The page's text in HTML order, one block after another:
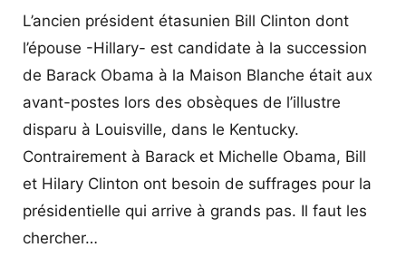
L’ancien président étasunien Bill Clinton dont
l’épouse -Hillary- est candidate à la succession
de Barack Obama à la Maison Blanche était aux
avant-postes lors des obsèques de l’illustre
disparu à Louisville, dans le Kentucky.
Contrairement à Barack et Michelle Obama, Bill
et Hilary Clinton ont besoin de suffrages pour la
présidentielle qui arrive à grands pas. Il faut les
chercher…